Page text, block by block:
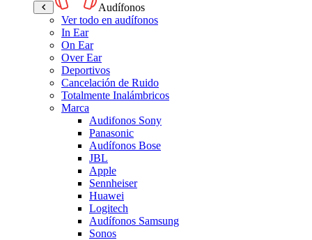
Audífonos
Ver todo en audífonos
In Ear
On Ear
Over Ear
Deportivos
Cancelación de Ruido
Totalmente Inalámbricos
Marca
Audifonos Sony
Panasonic
Audífonos Bose
JBL
Apple
Sennheiser
Huawei
Logitech
Audífonos Samsung
Sonos